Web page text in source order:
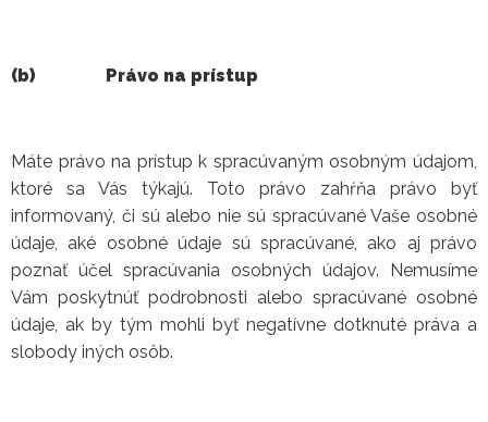
(b) Právo na prístup
Máte právo na prístup k spracúvaným osobným údajom,
ktoré sa Vás týkajú. Toto právo zahŕňa právo byť
informovaný, či sú alebo nie sú spracúvané Vaše osobné
údaje, aké osobné údaje sú spracúvané, ako aj právo
poznať účel spracúvania osobných údajov. Nemusíme
Vám poskytnúť podrobnosti alebo spracúvané osobné
údaje, ak by tým mohli byť negatívne dotknuté práva a
slobody iných osôb.